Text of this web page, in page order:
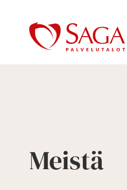
sisältöön
Meistä